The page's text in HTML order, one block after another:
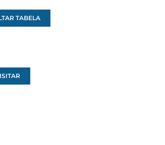
TABELA